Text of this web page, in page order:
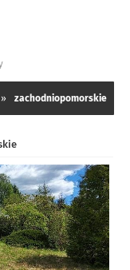
» zachodniopomorskie